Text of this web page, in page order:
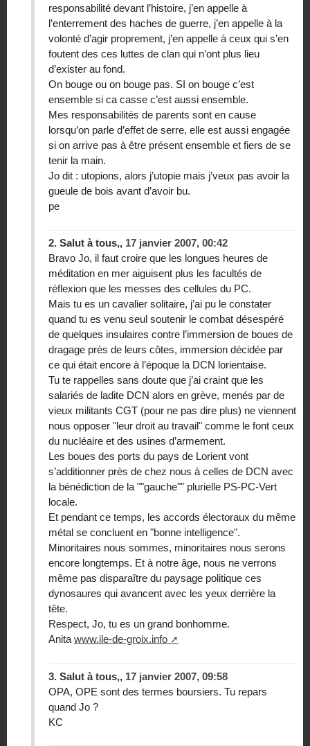
responsabilité devant l’histoire, j’en appelle à
l’enterrement des haches de guerre, j’en appelle à la
volonté d’agir proprement, j’en appelle à ceux qui s’en
foutent des ces luttes de clan qui n’ont plus lieu
d’exister au fond.
On bouge ou on bouge pas. SI on bouge c’est
ensemble si ca casse c’est aussi ensemble.
Mes responsabilités de parents sont en cause
lorsqu’on parle d’effet de serre, elle est aussi engagée
si on arrive pas à être présent ensemble et fiers de se
tenir la main.
Jo dit : utopions, alors j’utopie mais j’veux pas avoir la
gueule de bois avant d’avoir bu.
pe
2. Salut à tous,, 17 janvier 2007, 00:42
Bravo Jo, il faut croire que les longues heures de
méditation en mer aiguisent plus les facultés de
réflexion que les messes des cellules du PC.
Mais tu es un cavalier solitaire, j’ai pu le constater
quand tu es venu seul soutenir le combat désespéré
de quelques insulaires contre l’immersion de boues de
dragage près de leurs côtes, immersion décidée par
ce qui était encore à l’époque la DCN lorientaise.
Tu te rappelles sans doute que j’ai craint que les
salariés de ladite DCN alors en grève, menés par de
vieux militants CGT (pour ne pas dire plus) ne viennent
nous opposer "leur droit au travail" comme le font ceux
du nucléaire et des usines d’armement.
Les boues des ports du pays de Lorient vont
s’additionner près de chez nous à celles de DCN avec
la bénédiction de la ""gauche"" plurielle PS-PC-Vert
locale.
Et pendant ce temps, les accords électoraux du même
métal se concluent en "bonne intelligence".
Minoritaires nous sommes, minoritaires nous serons
encore longtemps. Et à notre âge, nous ne verrons
même pas disparaître du paysage politique ces
dynosaures qui avancent avec les yeux derrière la
tête.
Respect, Jo, tu es un grand bonhomme.
Anita www.ile-de-groix.info
3. Salut à tous,, 17 janvier 2007, 09:58
OPA, OPE sont des termes boursiers. Tu repars
quand Jo ?
KC